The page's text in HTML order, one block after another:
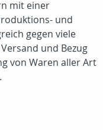
mit einer
und
gegen viele
und Bezug
von Waren aller Art